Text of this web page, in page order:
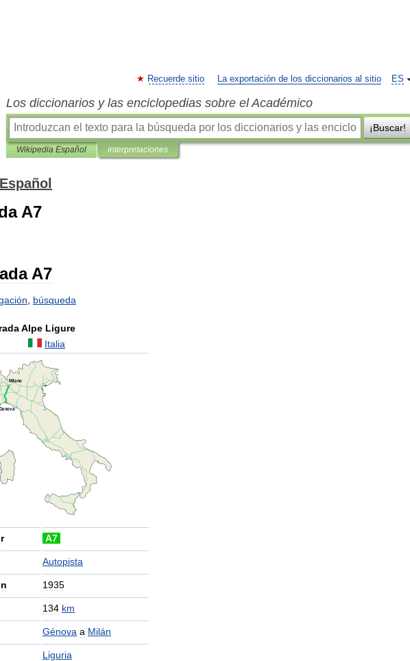
ES
Recuerde sitio La exportación de los diccionarios al sitio
Los diccionarios y las enciclopedias sobre el Académico
¡Buscar!
Wikipedia Español interpretaciones
A7
A7
búsqueda
Alpe Ligure
Italia
A7
Autopista
1935
134 km
Génova a Milán
Liguria